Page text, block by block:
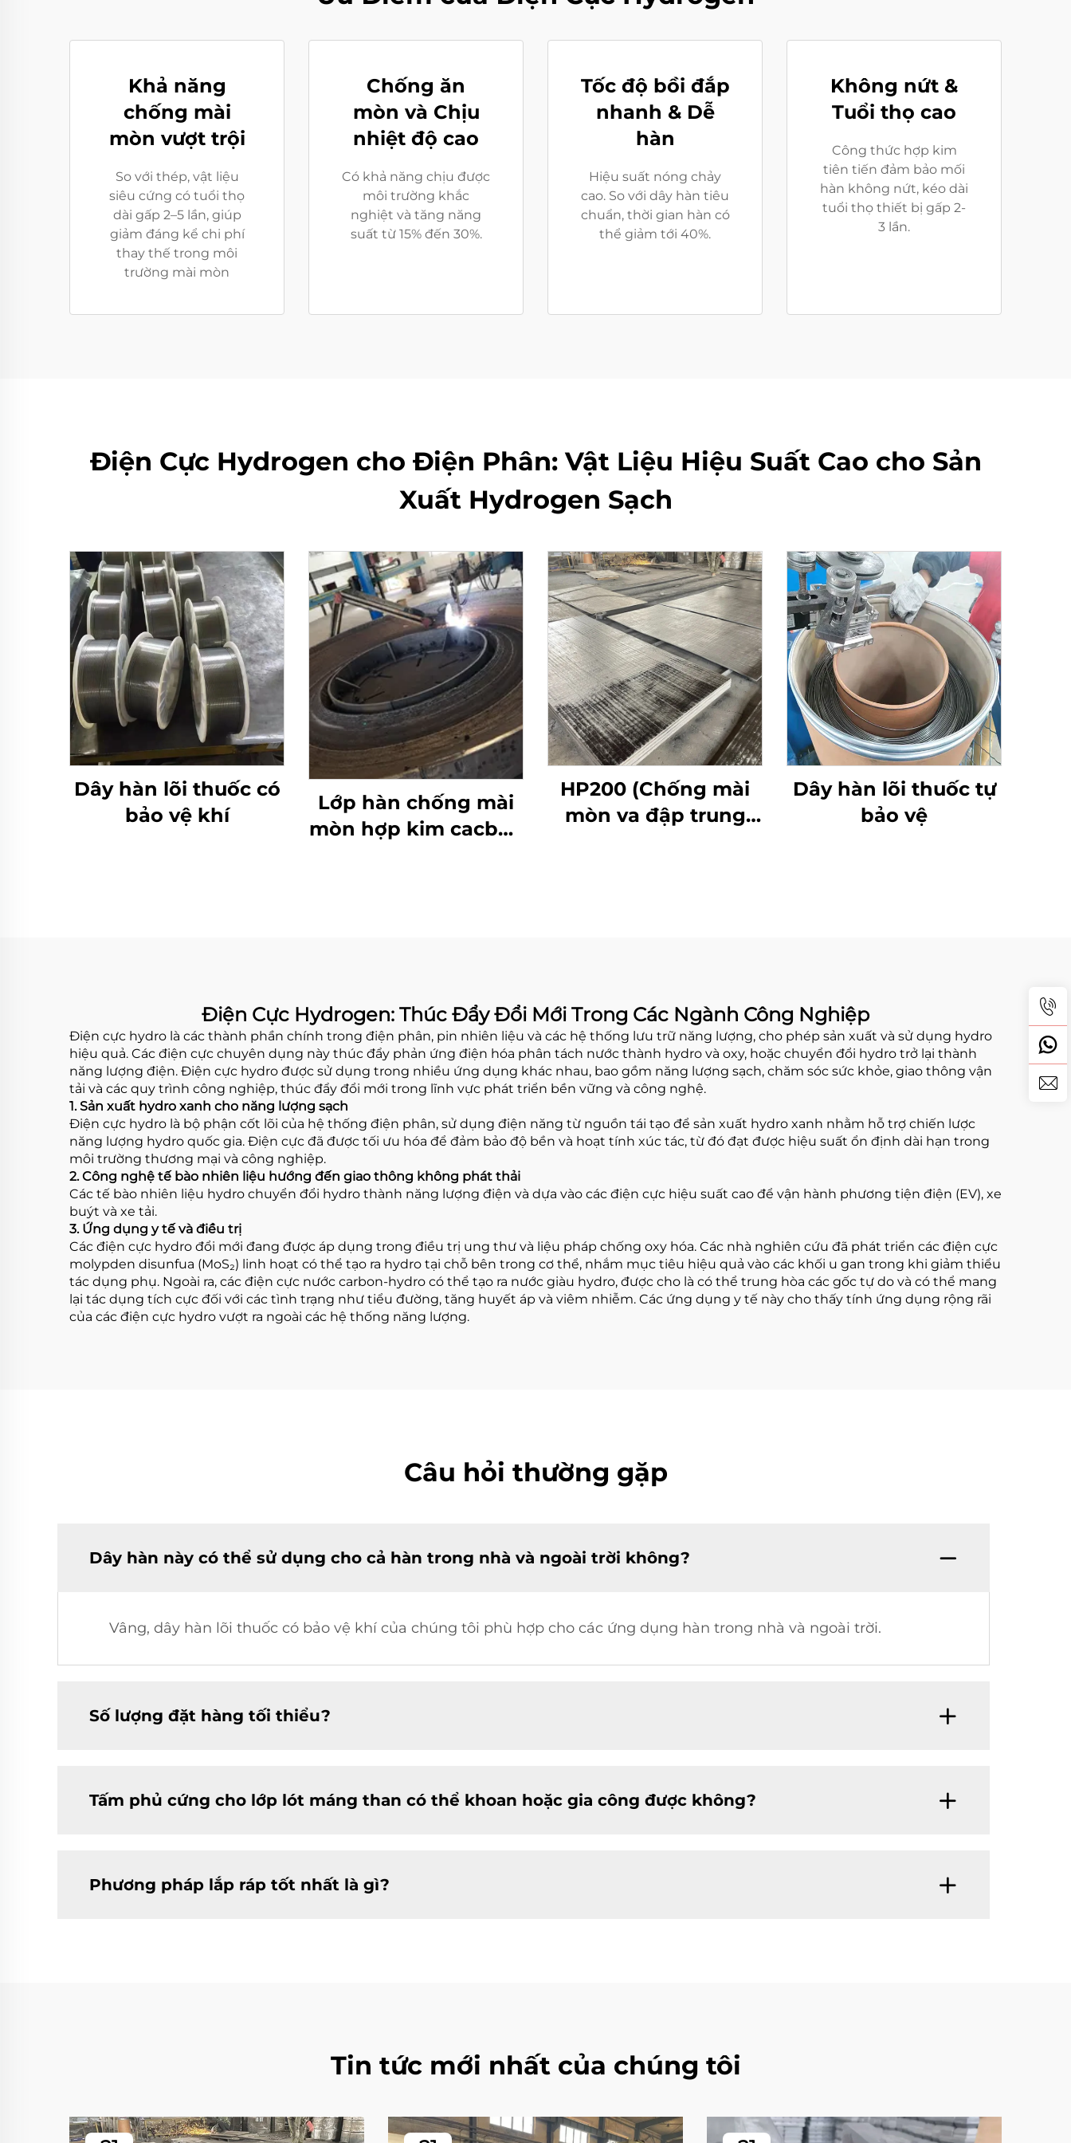
Khả năng
chống mài
mòn vượt trội
So với thép, vật liệu
siêu cứng có tuổi thọ
dài gấp 2–5 lần, giúp
giảm đáng kể chi phí
thay thế trong môi
trường mài mòn
Chống ăn
mòn và Chịu
nhiệt độ cao
Có khả năng chịu được
môi trường khắc
nghiệt và tăng năng
suất từ 15% đến 30%.
Tốc độ bồi đắp
nhanh & Dễ
hàn
Hiệu suất nóng chảy
cao. So với dây hàn tiêu
chuẩn, thời gian hàn có
thể giảm tới 40%.
Không nứt &
Tuổi thọ cao
Công thức hợp kim
tiên tiến đảm bảo mối
hàn không nứt, kéo dài
tuổi thọ thiết bị gấp 2-
3 lần.
Điện Cực Hydrogen cho Điện Phân: Vật Liệu Hiệu Suất Cao cho Sản
Xuất Hydrogen Sạch
Dây hàn lõi thuốc có
bảo vệ khí
Lớp hàn chống mài
mòn hợp kim cacbua
HP200 (Chống mài
mòn va đập trung
Dây hàn lõi thuốc tự
bảo vệ
Điện Cực Hydrogen: Thúc Đẩy Đổi Mới Trong Các Ngành Công Nghiệp
Điện cực hydro là các thành phần chính trong điện phân, pin nhiên liệu và các hệ thống lưu trữ năng lượng, cho phép sản xuất và sử dụng hydro
hiệu quả. Các điện cực chuyên dụng này thúc đẩy phản ứng điện hóa phân tách nước thành hydro và oxy, hoặc chuyển đổi hydro trở lại thành
năng lượng điện. Điện cực hydro được sử dụng trong nhiều ứng dụng khác nhau, bao gồm năng lượng sạch, chăm sóc sức khỏe, giao thông vận
tải và các quy trình công nghiệp, thúc đẩy đổi mới trong lĩnh vực phát triển bền vững và công nghệ.
1. Sản xuất hydro xanh cho năng lượng sạch
Điện cực hydro là bộ phận cốt lõi của hệ thống điện phân, sử dụng điện năng từ nguồn tái tạo để sản xuất hydro xanh nhằm hỗ trợ chiến lược
năng lượng hydro quốc gia. Điện cực đã được tối ưu hóa để đảm bảo độ bền và hoạt tính xúc tác, từ đó đạt được hiệu suất ổn định dài hạn trong
môi trường thương mại và công nghiệp.
2. Công nghệ tế bào nhiên liệu hướng đến giao thông không phát thải
Các tế bào nhiên liệu hydro chuyển đổi hydro thành năng lượng điện và dựa vào các điện cực hiệu suất cao để vận hành phương tiện điện (EV), xe
buýt và xe tải.
3. Ứng dụng y tế và điều trị
Các điện cực hydro đổi mới đang được áp dụng trong điều trị ung thư và liệu pháp chống oxy hóa. Các nhà nghiên cứu đã phát triển các điện cực
molypden disunfua (MoS₂) linh hoạt có thể tạo ra hydro tại chỗ bên trong cơ thể, nhắm mục tiêu hiệu quả vào các khối u gan trong khi giảm thiểu
tác dụng phụ. Ngoài ra, các điện cực nước carbon-hydro có thể tạo ra nước giàu hydro, được cho là có thể trung hòa các gốc tự do và có thể mang
lại tác dụng tích cực đối với các tình trạng như tiểu đường, tăng huyết áp và viêm nhiễm. Các ứng dụng y tế này cho thấy tính ứng dụng rộng rãi
của các điện cực hydro vượt ra ngoài các hệ thống năng lượng.
Câu hỏi thường gặp
Dây hàn này có thể sử dụng cho cả hàn trong nhà và ngoài trời không?
Vâng, dây hàn lõi thuốc có bảo vệ khí của chúng tôi phù hợp cho các ứng dụng hàn trong nhà và ngoài trời.
Số lượng đặt hàng tối thiểu?
Tấm phủ cứng cho lớp lót máng than có thể khoan hoặc gia công được không?
Phương pháp lắp ráp tốt nhất là gì?
Tin tức mới nhất của chúng tôi